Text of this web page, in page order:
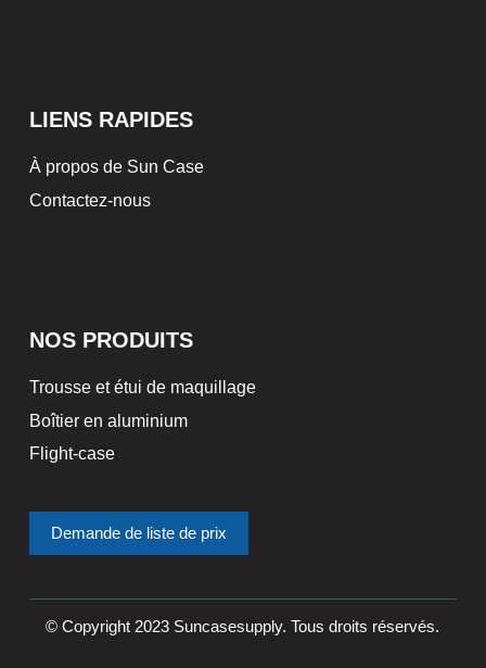
LIENS RAPIDES
À propos de Sun Case
Contactez-nous
NOS PRODUITS
Trousse et étui de maquillage
Boîtier en aluminium
Flight-case
Demande de liste de prix
© Copyright 2023 Suncasesupply. Tous droits réservés.